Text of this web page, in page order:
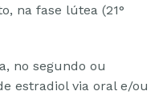
na fase lútea (21°
no segundo ou
estradiol via oral e/ou